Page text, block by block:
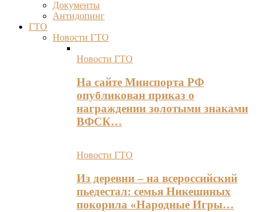
Документы
Антидопинг
ГТО
Новости ГТО
Новости ГТО
На сайте Минспорта РФ
опубликован приказ о
награждении золотыми знаками
ВФСК…
Новости ГТО
Из деревни – на всероссийский
пьедестал: семья Никешиных
покорила «Народные Игры…